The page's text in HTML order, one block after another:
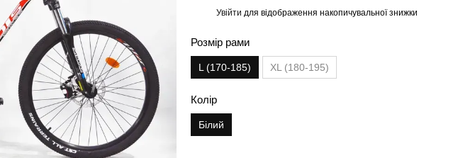
Увійти для відображення накопичувальної знижки
Розмір рами
L (170-185) XL (180-195)
Колір
Білий